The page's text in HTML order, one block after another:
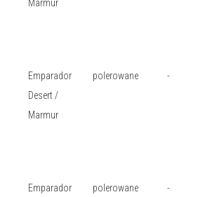
Marmur
Emparador
Desert /
Marmur
polerowane -
Emparador
polerowane -